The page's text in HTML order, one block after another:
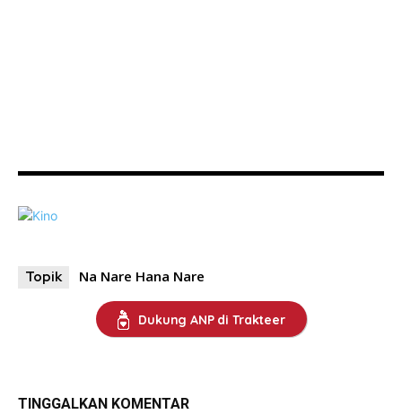
Topik Na Nare Hana Nare
Dukung ANP di Trakteer
TINGGALKAN KOMENTAR